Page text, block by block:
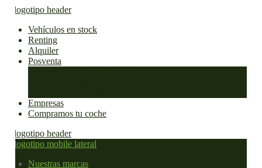
Vehículos en stock
Renting
Alquiler
Posventa
Empresas
Compramos tu coche
Nuestras marcas